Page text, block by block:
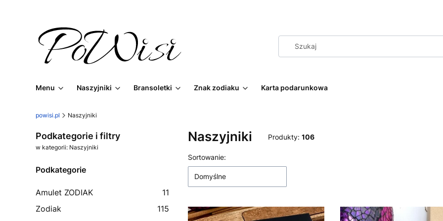
Menu Naszyjniki Bransoletki Znak zodiaku Karta podarunkowa
powisi.pl Naszyjniki
Podkategorie i filtry
w kategorii: Naszyjniki
Podkategorie
Amulet ZODIAK
11
Zodiak
115
Naszyjniki Produkty: 106
Lista produktów
Sortowanie:
Domyślne